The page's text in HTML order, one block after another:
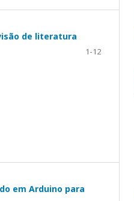
de literatura
1-12
em Arduino para